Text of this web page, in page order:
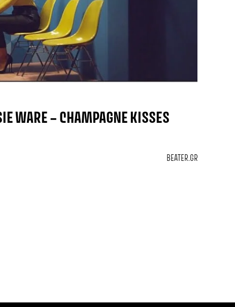
WARE – CHAMPAGNE KISSES
BEATER.GR